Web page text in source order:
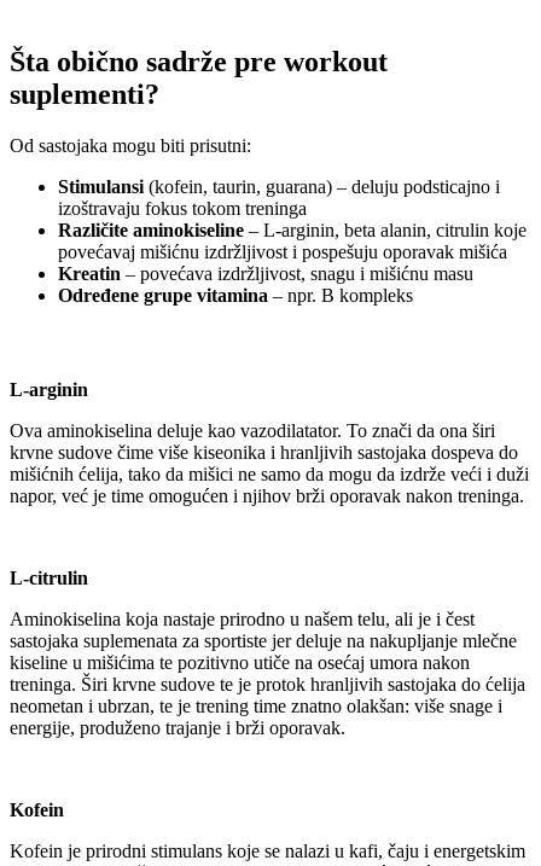
Šta obično sadrže pre workout
suplementi?
Od sastojaka mogu biti prisutni:
Stimulansi (kofein, taurin, guarana) – deluju podsticajno i
izoštravaju fokus tokom treninga
Različite aminokiseline – L-arginin, beta alanin, citrulin koje
povećavaj mišićnu izdržljivost i pospešuju oporavak mišića
Kreatin – povećava izdržljivost, snagu i mišićnu masu
Određene grupe vitamina – npr. B kompleks
L-arginin
Ova aminokiselina deluje kao vazodilatator. To znači da ona širi
krvne sudove čime više kiseonika i hranljivih sastojaka dospeva do
mišićnih ćelija, tako da mišici ne samo da mogu da izdrže veći i duži
napor, već je time omogućen i njihov brži oporavak nakon treninga.
L-citrulin
Aminokiselina koja nastaje prirodno u našem telu, ali je i čest
sastojaka suplemenata za sportiste jer deluje na nakupljanje mlečne
kiseline u mišićima te pozitivno utiče na osećaj umora nakon
treninga. Širi krvne sudove te je protok hranljivih sastojaka do ćelija
neometan i ubrzan, te je trening time znatno olakšan: više snage i
energije, produženo trajanje i brži oporavak.
Kofein
Kofein je prirodni stimulans koje se nalazi u kafi, čaju i energetskim